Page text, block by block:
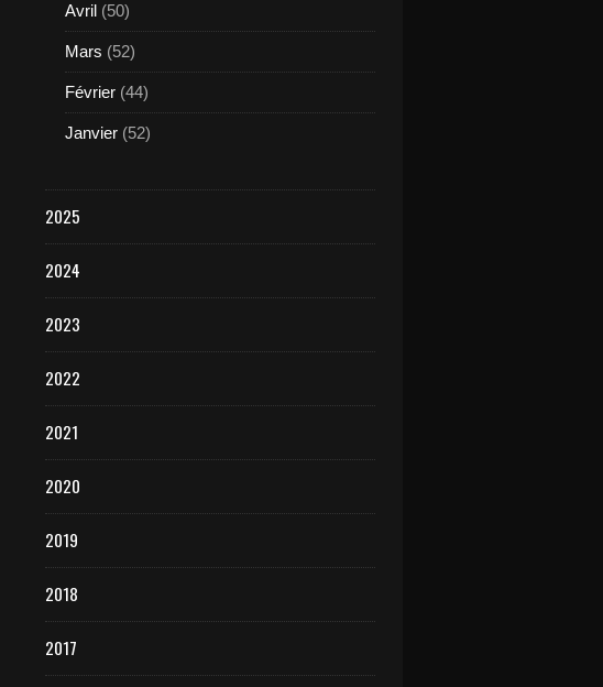
Avril (50)
Mars (52)
Février (44)
Janvier (52)
2025
2024
2023
2022
2021
2020
2019
2018
2017